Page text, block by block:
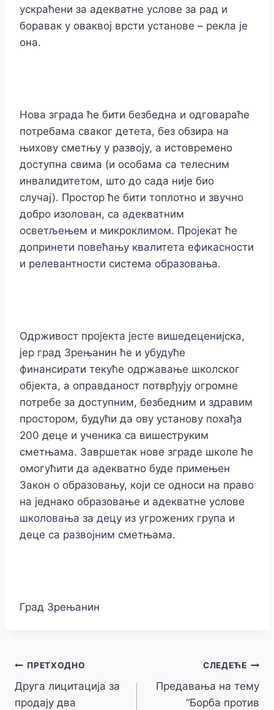
ускраћени за адекватне услове за рад и
боравак у оваквој врсти установе – рекла је
она.
Нова зграда ће бити безбедна и одговараће
потребама сваког детета, без обзира на
њихову сметњу у развоју, а истовремено
доступна свима (и особама са телесним
инвалидитетом, што до сада није био
случај). Простор ће бити топлотно и звучно
добро изолован, са адекватним
осветљењем и микроклимом. Пројекат ће
допринети повећању квалитета ефикасности
и релевантности система образовања.
Одрживост пројекта јесте вишедеценијска,
јер град Зрењанин ће и убудуће
финансирати текуће одржавање школског
објекта, а оправданост потврђују огромне
потребе за доступним, безбедним и здравим
простором, будући да ову установу похађа
200 деце и ученика са вишеструким
сметњама. Завршетак нове зграде школе ће
омогућити да адекватно буде примењен
Закон о образовању, који се односи на право
на једнако образовање и адекватне услове
школовања за децу из угрожених група и
деце са развојним сметњама.
Град Зрењанин
Кретање
чланка
ПРЕТХОДНО
Друга лицитација за
продају два
СЛЕДЕЋЕ
Предавања на тему
“Борба против